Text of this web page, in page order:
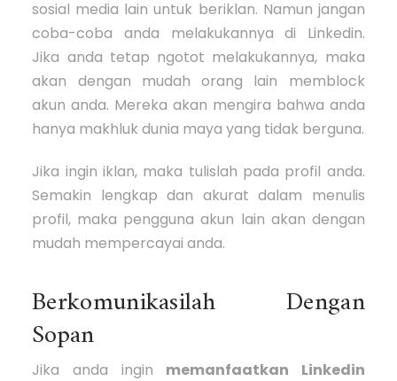
sosial media lain untuk beriklan. Namun jangan
coba-coba anda melakukannya di Linkedin.
Jika anda tetap ngotot melakukannya, maka
akan dengan mudah orang lain memblock
akun anda. Mereka akan mengira bahwa anda
hanya makhluk dunia maya yang tidak berguna.
Jika ingin iklan, maka tulislah pada profil anda.
Semakin lengkap dan akurat dalam menulis
profil, maka pengguna akun lain akan dengan
mudah mempercayai anda.
Berkomunikasilah Dengan
Sopan
Jika anda ingin memanfaatkan Linkedin